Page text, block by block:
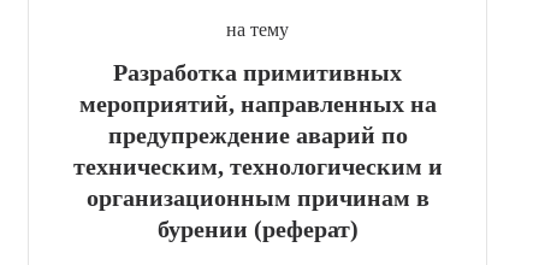
на тему
Разработка примитивных
мероприятий, направленных на
предупреждение аварий по
техническим, технологическим и
организационным причинам в
бурении (реферат)